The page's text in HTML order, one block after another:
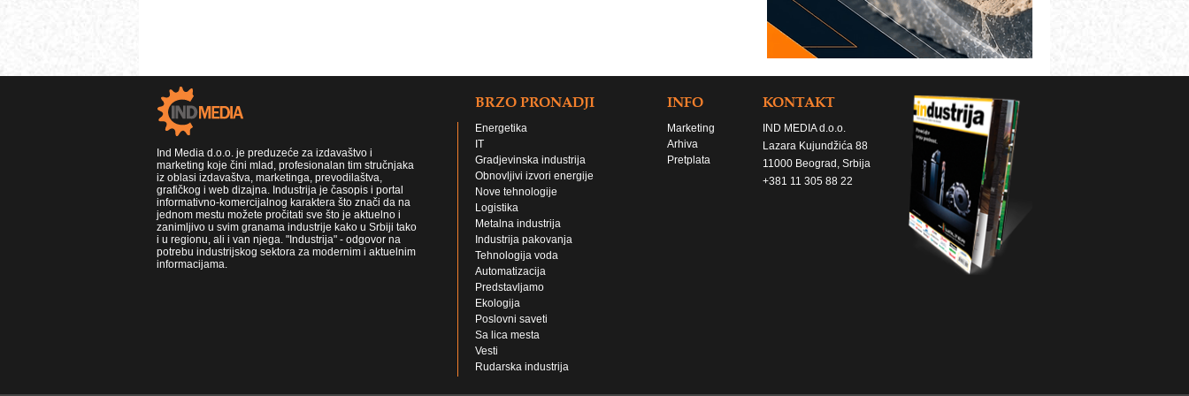
Ind Media d.o.o. je preduzeće za izdavaštvo i
marketing koje čini mlad, profesionalan tim stručnjaka
iz oblasi izdavaštva, marketinga, prevodilaštva,
grafičkog i web dizajna. Industrija je časopis i portal
informativno-komercijalnog karaktera što znači da na
jednom mestu možete pročitati sve što je aktuelno i
zanimljivo u svim granama industrije kako u Srbiji tako
i u regionu, ali i van njega. "Industrija" - odgovor na
potrebu industrijskog sektora za modernim i aktuelnim
informacijama.
BRZO PRONADJI
Energetika
IT
Gradjevinska industrija
Obnovljivi izvori energije
Nove tehnologije
Logistika
Metalna industrija
Industrija pakovanja
Tehnologija voda
Automatizacija
Predstavljamo
Ekologija
Poslovni saveti
Sa lica mesta
Vesti
Rudarska industrija
INFO
Marketing
Arhiva
Pretplata
KONTAKT
IND MEDIA d.o.o.
Lazara Kujundžića 88
11000 Beograd, Srbija
+381 11 305 88 22